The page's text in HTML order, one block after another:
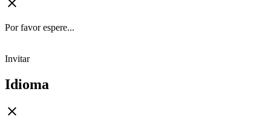
Por favor espere...
Invitar
Idioma